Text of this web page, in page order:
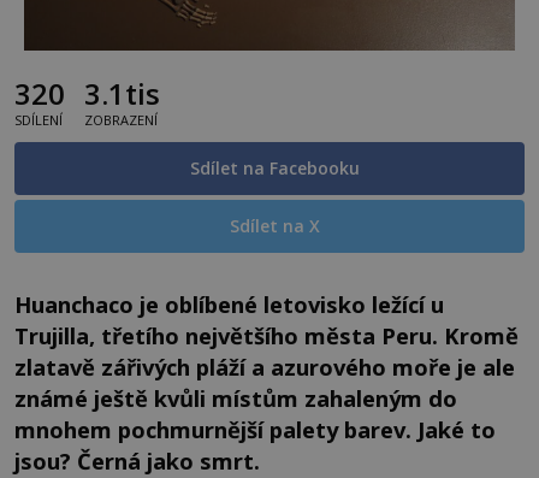
320
SDÍLENÍ
3.1tis
ZOBRAZENÍ
Sdílet na Facebooku
Sdílet na X
Huanchaco je oblíbené letovisko ležící u
Trujilla, třetího největšího města Peru. Kromě
zlatavě zářivých pláží a azurového moře je ale
známé ještě kvůli místům zahaleným do
mnohem pochmurnější palety barev. Jaké to
jsou? Černá jako smrt.